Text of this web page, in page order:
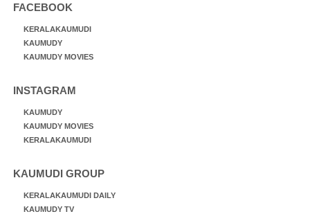
FACEBOOK
KERALAKAUMUDI
KAUMUDY
KAUMUDY MOVIES
INSTAGRAM
KAUMUDY
KAUMUDY MOVIES
KERALAKAUMUDI
KAUMUDI GROUP
KERALAKAUMUDI DAILY
KAUMUDY TV